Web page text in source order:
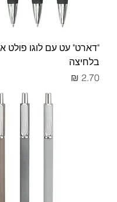
"דארט" עט עם לוגו פולט
בלחיצה
מחיר